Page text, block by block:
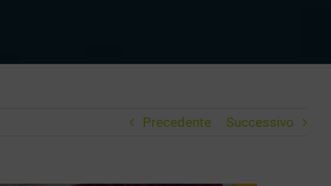
Precedente Successivo